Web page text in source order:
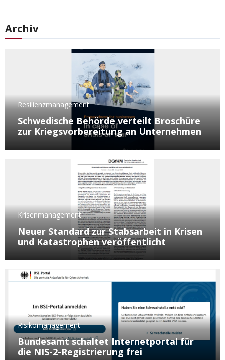
Archiv
Resilienzmanagement
Schwedische Behörde verteilt Broschüre
zur Kriegsvorbereitung an Unternehmen
Krisenmanagement
Neuer Standard zur Stabsarbeit in Krisen
und Katastrophen veröffentlicht
Risikomanagement
Bundesamt schaltet Internetportal für
die NIS-2-Registrierung frei